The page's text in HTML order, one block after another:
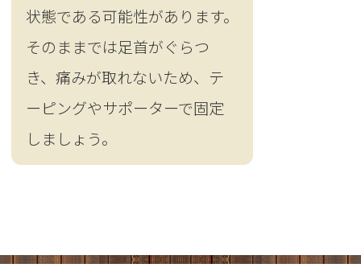
状態である可能性があります。
そのままでは足首がぐらつ
き、痛みが取れないため、テ
ーピングやサポーターで固定
しましょう。